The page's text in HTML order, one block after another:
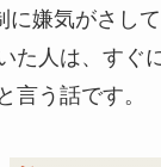
に嫌気がさし
た人は、すぐ
言う話です。